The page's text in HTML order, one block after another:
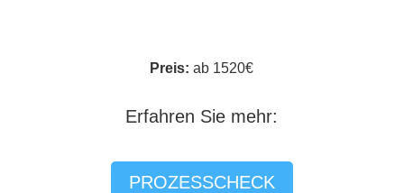
Preis: ab 1520€
Erfahren Sie mehr:
PROZESSCHECK